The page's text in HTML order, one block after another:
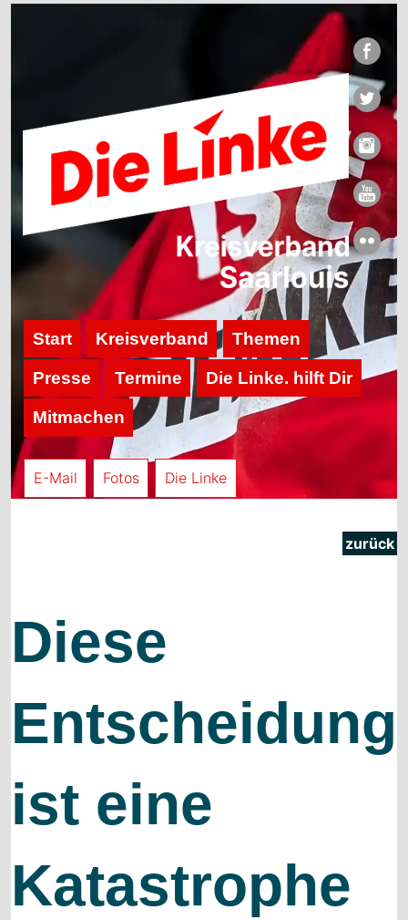
Start Kreisverband Themen
Presse Termine Die Linke. hilft Dir
Mitmachen
E-Mail Fotos Die Linke
zurück
Diese
Entscheidung
ist eine
Katastrophe